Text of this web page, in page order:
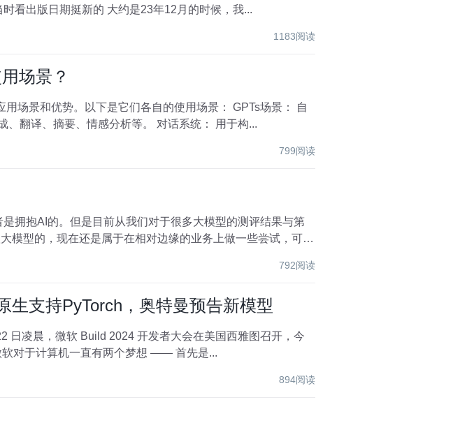
时至今日，我都忘了我是怎么与这本书结缘的了。 是见猎心喜吧，当时看出版日期挺新的 大约是23年12月的时候，我...
1183阅读
场景？
场景和优势。以下是它们各自的使用场景： GPTs场景： 自
翻译、摘要、情感分析等。 对话系统： 用于构...
799阅读
模型的，现在还是属于在相对边缘的业务上做一些尝试，可能
792阅读
生支持PyTorch，奥特曼预告新模型
日凌晨，微软 Build 2024 开发者大会在美国西雅图召开，今
带来的新工具。 「三十多年来，微软对于计算机一直有两个梦想 —— 首先是...
894阅读